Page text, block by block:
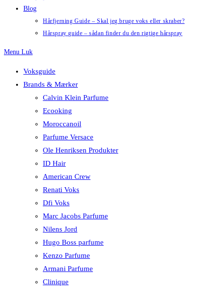
Blog
Hårfjerning Guide – Skal jeg bruge voks eller skraber?
Hårspray guide – sådan finder du den rigtige hårspray
Menu Luk
Voksguide
Brands & Mærker
Calvin Klein Parfume
Ecooking
Moroccanoil
Parfume Versace
Ole Henriksen Produkter
ID Hair
American Crew
Renati Voks
Dfi Voks
Marc Jacobs Parfume
Nilens Jord
Hugo Boss parfume
Kenzo Parfume
Armani Parfume
Clinique